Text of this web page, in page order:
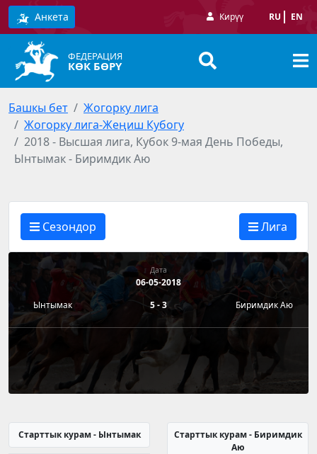
Анкета Кирүү RU EN
ФЕДЕРАЦИЯ
КӨК БӨРҮ
Башкы бет
Жогорку лига
Жогорку лига-Жеңиш Кубогу
2018 - Высшая лига, Кубок 9-мая День Победы,
Ынтымак - Биримдик Аю
Сезондор Лига
Дата
06-05-2018
Ынтымак
5 - 3 Биримдик Аю
Старттык курам - Ынтымак
Старттык курам - Биримдик
Аю